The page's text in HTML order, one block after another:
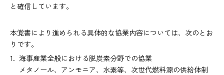
と確信しています。
本覚書により進められる具体的な協業内容については、次のとお
りです。
海事産業全般における脱炭素分野での協業
メタノール、アンモニア、水素等、次世代燃料源の供給体制